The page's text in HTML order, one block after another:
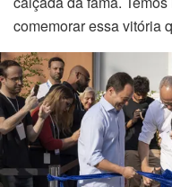
comemorar essa vitória